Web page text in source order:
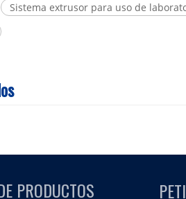
Sistema extrusor para uso de
PRODUCTOS